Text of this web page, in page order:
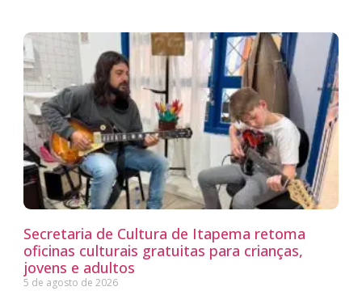
Secretaria de Cultura de Itapema retoma
oficinas culturais gratuitas para crianças,
jovens e adultos
5 de agosto de 2026